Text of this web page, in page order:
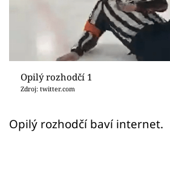
Sledujte prima+
Přihlášení
Sledujte nás
Opilý rozhodčí 1
Zdroj: twitter.com
Opilý rozhodčí baví internet.